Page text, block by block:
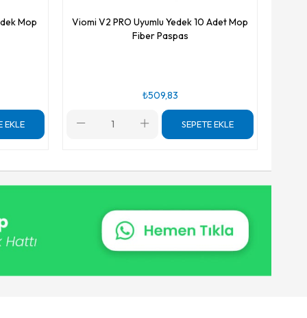
Mop
EKLE
Viomi V2 PRO Uyumlu Yedek 10 Adet Mop
Fiber Paspas
₺509,83
SEPETE EKLE